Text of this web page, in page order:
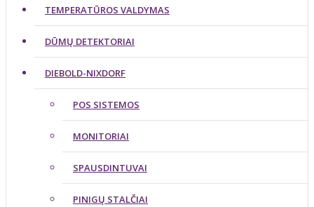
TEMPERATŪROS VALDYMAS
DŪMŲ DETEKTORIAI
DIEBOLD-NIXDORF
POS SISTEMOS
MONITORIAI
SPAUSDINTUVAI
PINIGŲ STALČIAI